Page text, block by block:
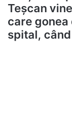
Teșcan
care
spital,